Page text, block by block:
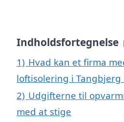
Indholdsfortegnelse
1) Hvad kan et firma
loftisolering i
2) Udgifterne til
med at stige